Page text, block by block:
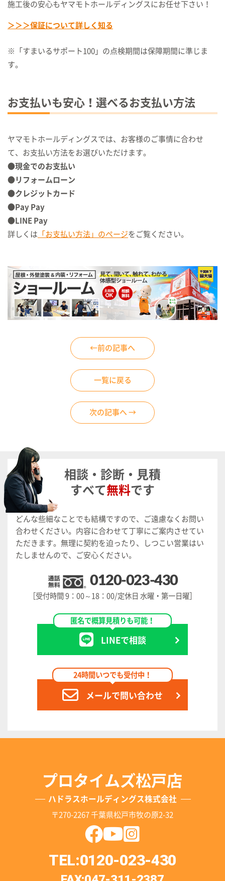
施工後の安心もヤマモトホールディングスにお任せ下さい！
＞＞＞保証について詳しく知る
※「すまいるサポート100」の点検期間は保障期間に準じま
す。
お支払いも安心！選べるお支払い方法
ヤマモトホールディングスでは、お客様のご事情に合わせ
て、お支払い方法をお選びいただけます。
●現金でのお支払い
●リフォームローン
●クレジットカード
●Pay Pay
●LINE Pay
詳しくは 「お支払い方法」のページをご覧ください。
←前の記事へ
一覧に戻る
次の記事へ →
相談・診断・見積
すべて無料です
どんな些細なことでも結構ですので、ご遠慮なくお問い
合わせください。 内容に合わせて丁寧にご案内させてい
ただきます。 無理に契約を迫ったり、しつこい営業はい
たしませんので、ご安心ください。
0120-023-430
［受付時間 9：00～18：00/定休日 水曜・第一日曜］
匿名で概算見積りも可能！
LINEで相談
24時間いつでも受付中！
メールで問い合わせ
プロタイムズ松戸店
ハドラスホールディングス株式会社
〒270-2267 千葉県松戸市牧の原2-32
TEL:0120-023-430